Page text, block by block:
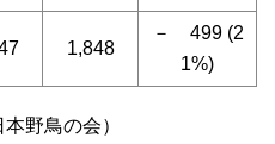
1,848
－ 499 (2
1%)
野鳥の会）